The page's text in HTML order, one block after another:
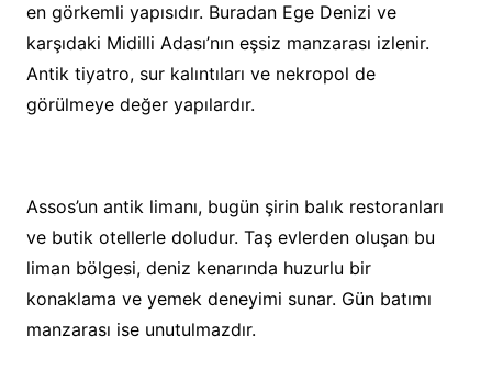
en görkemli yapısıdır. Buradan Ege Denizi ve
karşıdaki Midilli Adası’nın eşsiz manzarası izlenir.
Antik tiyatro, sur kalıntıları ve nekropol de
görülmeye değer yapılardır.
Assos’un antik limanı, bugün şirin balık restoranları
ve butik otellerle doludur. Taş evlerden oluşan bu
liman bölgesi, deniz kenarında huzurlu bir
konaklama ve yemek deneyimi sunar. Gün batımı
manzarası ise unutulmazdır.